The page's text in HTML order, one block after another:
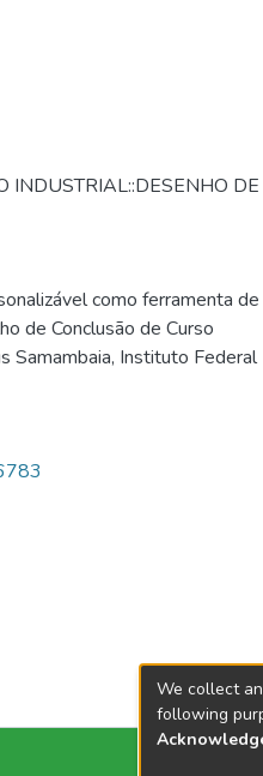
INDUSTRIAL::DESENHO DE
como ferramenta de
de Conclusão de Curso
Samambaia, Instituto Federal
We collect
following